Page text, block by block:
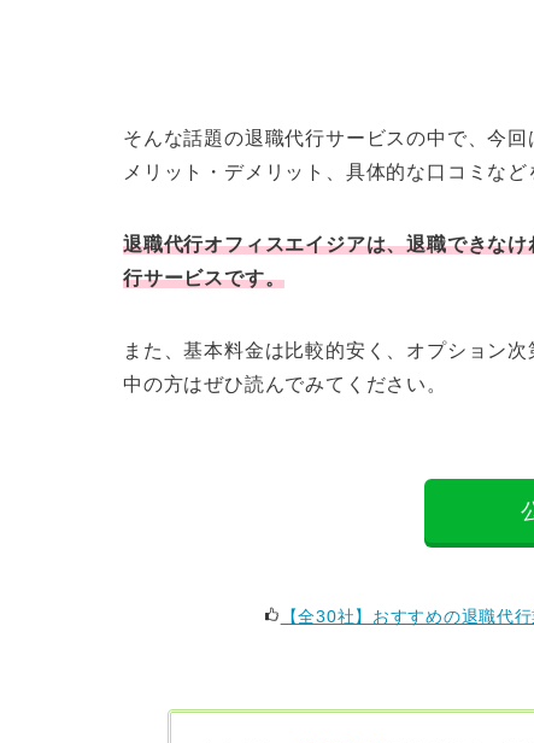
そんな話題の退職代行サービスの中で、今
メリット・デメリット、具体的な口コミなど
退職代行オフィスエイジアは、退職できな
行サービスです。
また、基本料金は比較的安く、オプション
中の方はぜひ読んでみてください。
【全30社】おすすめの退職代